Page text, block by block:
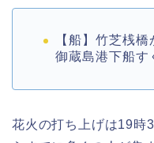
【船】竹芝桟
御蔵島港下船す
花火の打ち上げは19時